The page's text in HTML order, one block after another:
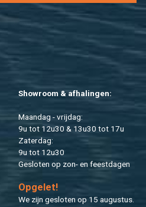
Show­room & af­ha­lin­gen:
Maan­dag - vrij­dag:
9u tot 12u30 & 13u30 tot 17u
Za­ter­dag:
9u tot 12u30
Ge­slo­ten op zon- en feest­da­gen
Op­ge­let!
We zijn ge­slo­ten op 15 au­gus­tus.